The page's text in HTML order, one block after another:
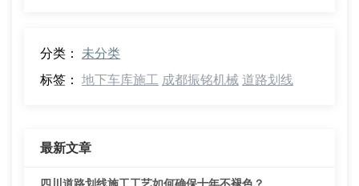
分类： 未分类
标签： 地下车库施工 成都振铭机械道路划线
最新文章